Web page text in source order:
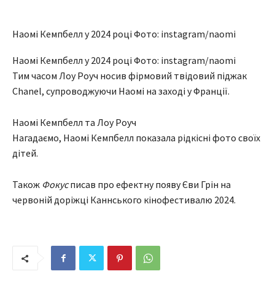
Наомі Кемпбелл у 2024 році Фото: instagram/naomi
Наомі Кемпбелл у 2024 році Фото: instagram/naomi
Тим часом Лоу Роуч носив фірмовий твідовий піджак
Chanel, супроводжуючи Наомі на заході у Франції.
Наомі Кемпбелл та Лоу Роуч
Нагадаємо, Наомі Кемпбелл показала рідкісні фото своїх
дітей.
Також Фокусписав про ефектну появу Єви Грін на
червоній доріжці Каннського кінофестивалю 2024.